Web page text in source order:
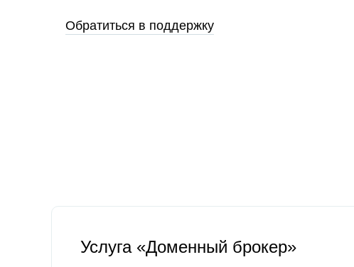
Обратиться в поддержку
Услуга «Доменный брокер»